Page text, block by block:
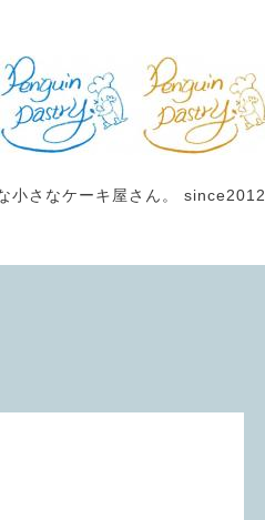
小さなケーキ屋さん。 since2012